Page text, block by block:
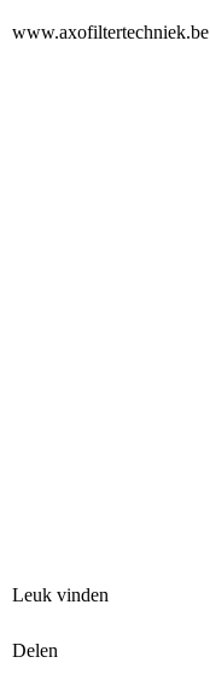
www.axofiltertechniek.be
Leuk vinden
Delen